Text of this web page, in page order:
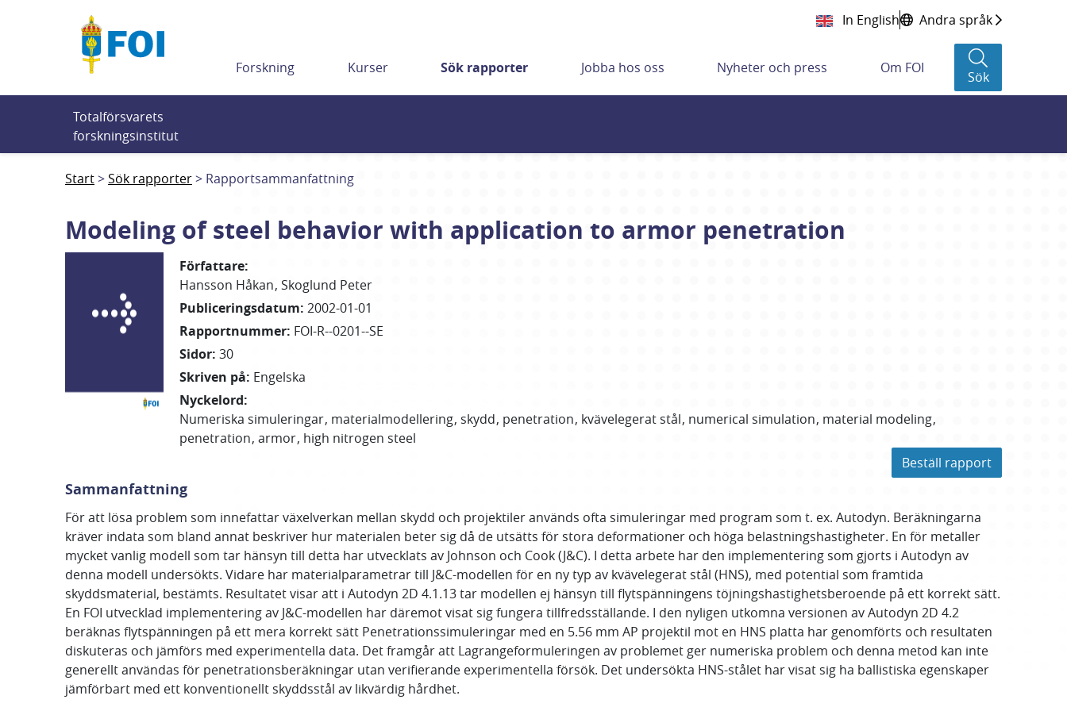
In English Andra språk
Forskning Kurser Sök rapporter Jobba hos oss Nyheter och press Om FOI
Sök
Totalförsvarets
forskningsinstitut
Start Sök rapporter Rapportsammanfattning
Modeling of steel behavior with application to armor penetration
Författare:
Hansson Håkan Skoglund Peter
Publiceringsdatum: 2002-01-01
Rapportnummer: FOI-R--0201--SE
Sidor: 30
Skriven på: Engelska
Nyckelord:
Numeriska simuleringar materialmodellering skydd penetration kvävelegerat stål numerical simulation material modeling
penetration armor high nitrogen steel
Beställ rapport
Sammanfattning
För att lösa problem som innefattar växelverkan mellan skydd och projektiler används ofta simuleringar med program som t. ex. Autodyn. Beräkningarna
kräver indata som bland annat beskriver hur materialen beter sig då de utsätts för stora deformationer och höga belastningshastigheter. En för metaller
mycket vanlig modell som tar hänsyn till detta har utvecklats av Johnson och Cook (J&C). I detta arbete har den implementering som gjorts i Autodyn av
denna modell undersökts. Vidare har materialparametrar till J&C-modellen för en ny typ av kvävelegerat stål (HNS), med potential som framtida
skyddsmaterial, bestämts. Resultatet visar att i Autodyn 2D 4.1.13 tar modellen ej hänsyn till flytspänningens töjningshastighetsberoende på ett korrekt sätt.
En FOI utvecklad implementering av J&C-modellen har däremot visat sig fungera tillfredsställande. I den nyligen utkomna versionen av Autodyn 2D 4.2
beräknas flytspänningen på ett mera korrekt sätt Penetrationssimuleringar med en 5.56 mm AP projektil mot en HNS platta har genomförts och resultaten
diskuteras och jämförs med experimentella data. Det framgår att Lagrangeformuleringen av problemet ger numeriska problem och denna metod kan inte
generellt användas för penetrationsberäkningar utan verifierande experimentella försök. Det undersökta HNS-stålet har visat sig ha ballistiska egenskaper
jämförbart med ett konventionellt skyddsstål av likvärdig hårdhet.